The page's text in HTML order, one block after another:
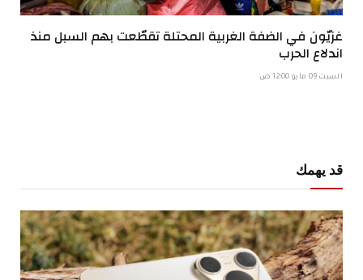
غزيّون في الضفة الغربية المحتلة تقطّعت بهم السبل منذ
اندلاع الحرب
السبت 09 مايو 12:00 ص
قد يهمك